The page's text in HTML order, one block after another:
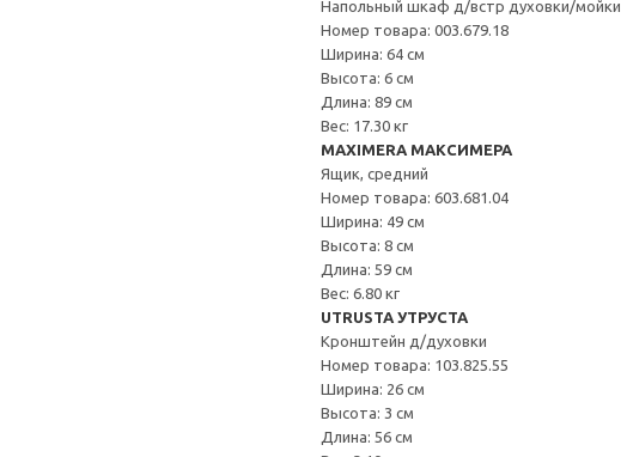
Напольный шкаф д/встр духовки/мойки
Номер товара: 003.679.18
Ширина: 64 см
Высота: 6 см
Длина: 89 см
Вес: 17.30 кг
MAXIMERA МАКСИМЕРА
Ящик, средний
Номер товара: 603.681.04
Ширина: 49 см
Высота: 8 см
Длина: 59 см
Вес: 6.80 кг
UTRUSTA УТРУСТА
Кронштейн д/духовки
Номер товара: 103.825.55
Ширина: 26 см
Высота: 3 см
Длина: 56 см